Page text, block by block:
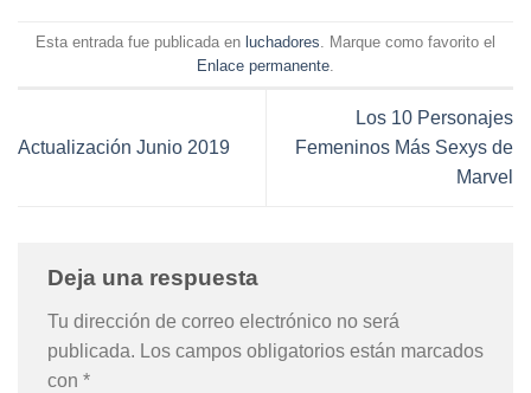
Esta entrada fue publicada en luchadores . Marque como favorito el
Enlace permanente
Actualización Junio 2019
Los 10 Personajes
Femeninos Más Sexys de
Marvel
Deja una respuesta
Tu dirección de correo electrónico no será
publicada. Los campos obligatorios están marcados
con *